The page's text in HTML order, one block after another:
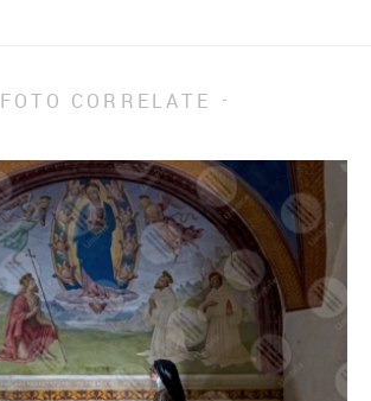
FOTO CORRELATE